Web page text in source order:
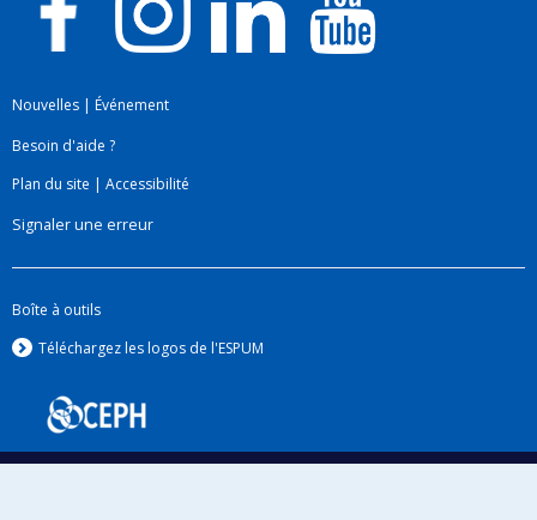
Nouvelles | Événement
Besoin d'aide ?
Plan du site | Accessibilité
Signaler une erreur
Boîte à outils
Téléchargez les logos de l'ESPUM